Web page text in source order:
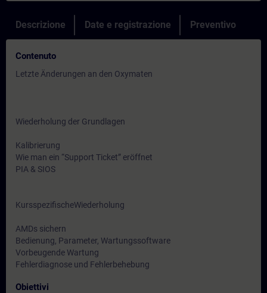
Descrizione Date e registrazione Preventivo
Contenuto
Letzte Änderungen an den Oxymaten
Wiederholung der Grundlagen
Kalibrierung
Wie man ein “Support Ticket” eröffnet
PIA & SIOS
KursspezifischeWiederholung
AMDs sichern
Bedienung, Parameter, Wartungssoftware
Vorbeugende Wartung
Fehlerdiagnose und Fehlerbehebung
Obiettivi